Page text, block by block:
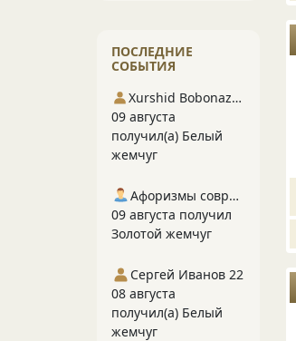
ПОСЛЕДНИЕ
СОБЫТИЯ
Xurshid Bobonazarov
09 августа
получил(а) Белый
жемчуг
Афоризмы современников
09 августа получил
Золотой жемчуг
Сергей Иванов 22
08 августа
получил(а) Белый
жемчуг